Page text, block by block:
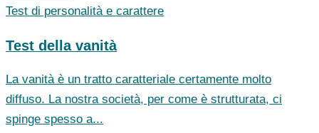
Test di personalità e carattere
Test della vanità
La vanità è un tratto caratteriale certamente molto
diffuso. La nostra società, per come è strutturata, ci
spinge spesso a...